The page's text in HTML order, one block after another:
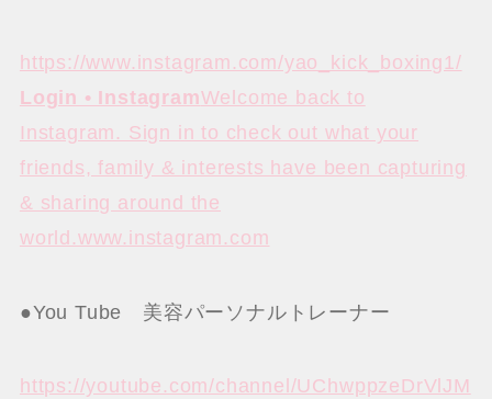
https://www.instagram.com/yao_kick_boxing1/
Login • InstagramWelcome back to
Instagram. Sign in to check out what your
friends, family & interests have been capturing
& sharing around the
world.www.instagram.com
●You Tube 美容パーソナルトレーナー
https://youtube.com/channel/UChwppzeDrVlJM